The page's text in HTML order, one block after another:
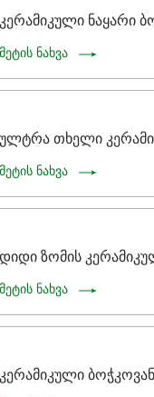
კერამიკული ნაყარი
მეტის ნახვა
ულტრა თხელი
მეტის ნახვა
დიდი ზომის
მეტის ნახვა
კერამიკული